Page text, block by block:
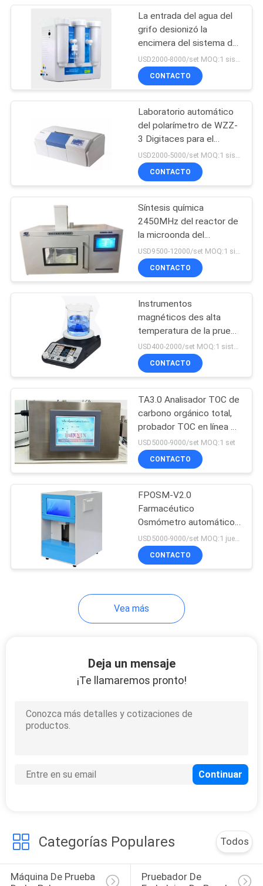
Seca congeladora
de laboratorio con
vacío
Máquina del
sistema de
medición por vídeo
Pruebas de
disolución de las
tabletas
Máquina de prueba
de la tela de materia
textil
Máquina de prueba
de goma plástica
rotatorio de
Instrumentos de la
cadena
24
La entrada del agua del
grifo desionizó la
encimera del sistema de
la purificación del agua
de la ósmosis reversa
USD2000-8000/set MOQ:1 sistema
CONTACTO
Laboratorio automático
del polarímetro de WZZ-
3 Digitaces para el
control de calidad de la
comida
CONTACTO
Síntesis química
2450MHz del reactor de
la microonda del
laboratorio de Scientz-
IIDM
CONTACTO
Instrumentos
magnéticos des alta
temperatura de la prueba
de laboratorio de los
agitadores del Hotplate
de TP-350 Digitaces
USD400-2000/set MOQ:1 sistema
CONTACTO
TA3.0 Analisador TOC de
carbono orgánico total,
probador TOC en línea 1
Garantía
USD5000-9000/set MOQ:1 set
CONTACTO
FPOSM-V2.0
Farmacéutico
Osmómetro automático
de depresión del punto
de congelación
CONTACTO
Vea más
Deja un mensaje
¡Te llamaremos pronto!
Categorías Populares Todos
Máquina De Prueba
Pruebador De